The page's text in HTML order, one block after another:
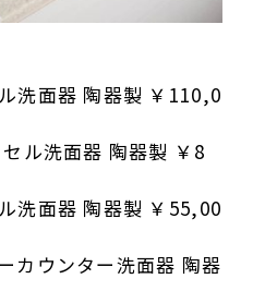
洗面器 陶器製 ￥110,0
ル洗面器 陶器製 ￥8
洗面器 陶器製 ￥55,00
カウンター洗面器 陶器